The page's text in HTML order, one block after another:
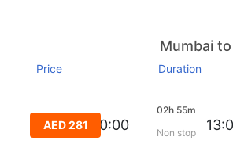
Mumbai
Duration
Price
02h 55m
Non stop
16:00:00
AED 281